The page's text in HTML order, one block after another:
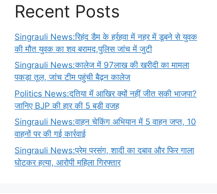
Recent Posts
Singrauli News:रिहंद डैम के हर्रहवा में नहर में डूबने से युवक
की मौत युवक का शव बरामद,पुलिस जांच में जुटी
Singrauli News:कालेज में 97लाख की खरीदी का मामला
पकड़ा तूल, जांच टीम पहुंची बैढ़न कालेज
Politics News:दतिया में आखिर क्यों नहीं जीत सकी भाजपा?
जानिए BJP की हार की 5 बड़ी वजह
Singrauli News:वाहन चेकिंग अभियान में 5 वाहन जप्त, 10
वाहनों पर की गई कार्रवाई
Singrauli News:प्रेम प्रसंग, शादी का दबाव और फिर गाला
घोटकर हत्या, आरोपी महिला गिरफ्तार